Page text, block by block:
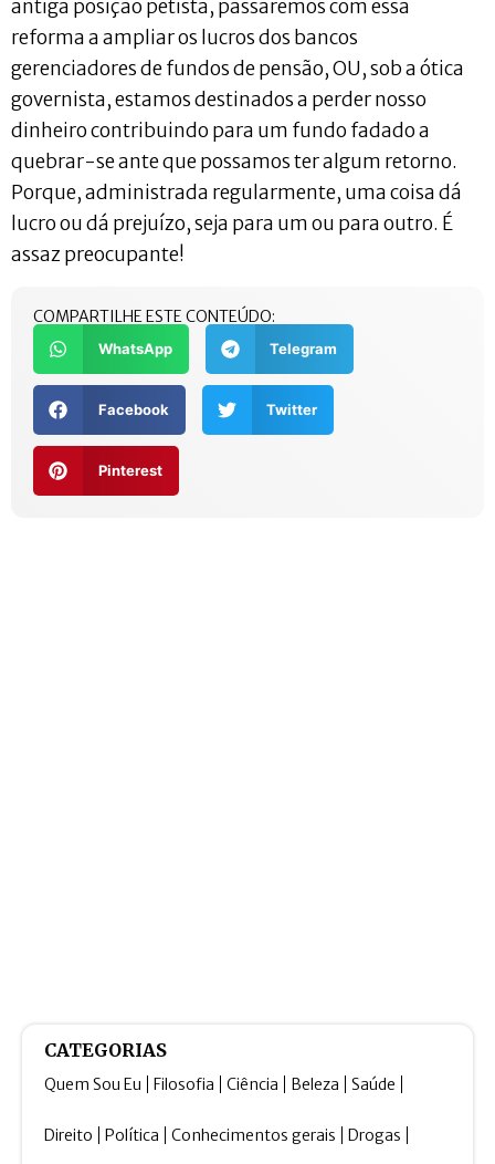
antiga posição petista, passaremos com essa
reforma a ampliar os lucros dos bancos
gerenciadores de fundos de pensão, OU, sob a ótica
governista, estamos destinados a perder nosso
dinheiro contribuindo para um fundo fadado a
quebrar-se ante que possamos ter algum retorno.
Porque, administrada regularmente, uma coisa dá
lucro ou dá prejuízo, seja para um ou para outro. É
assaz preocupante!
COMPARTILHE ESTE CONTEÚDO:
WhatsApp Telegram
Facebook Twitter
Pinterest
CATEGORIAS
Quem Sou Eu Filosofia Ciência Beleza Saúde
Direito Política Conhecimentos gerais Drogas